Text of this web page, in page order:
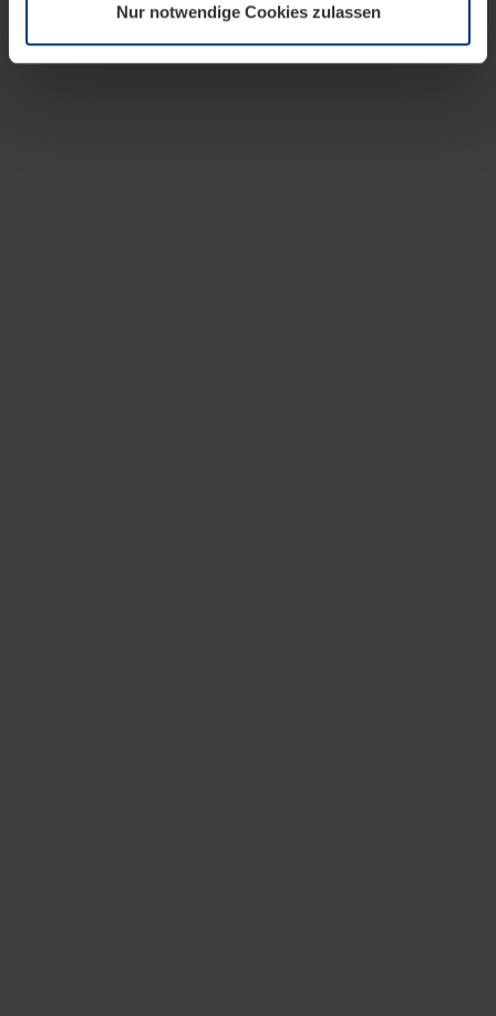
Datenschutzerklärungunserer Website ändern oder
widerrufen.
Nur notwendige Cookies zulassen